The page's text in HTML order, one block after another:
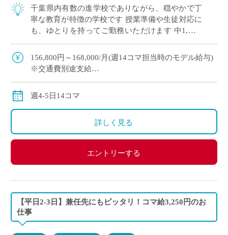
千葉県内有数の進学校でありながら、穏やかで丁
寧な教育が特徴の学校です 授業準備や生徒対応に
も、ゆとりを持ってご勤務いただけます 中1,高1,
156,800円～168,000/月(週14コマ担当時のモデル給与)
※交通費別途支給
週4-5日14コマ
詳しく見る
エントリーする
【平日2-3日】兼任先にもピッタリ！コマ給3,250円のお
仕事